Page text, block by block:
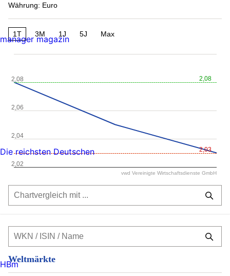
Währung: Euro
1T 3M 1J 5J Max
2,08
2,03
2,02
2,04
2,06
2,08
vwd Vereinigte Wirtschaftsdienste GmbH
Weltmärkte
manager magazin
Die reichsten Deutschen
HBm